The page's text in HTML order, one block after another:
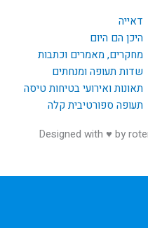
דאייה
היכן הם היום
מחקרים, מאמרים וכתבות
שדות תעופה ומנחתים
תאונות ואירועי בטיחות טיסה
תעופה ספורטיבית קלה
Designed with ♥ by